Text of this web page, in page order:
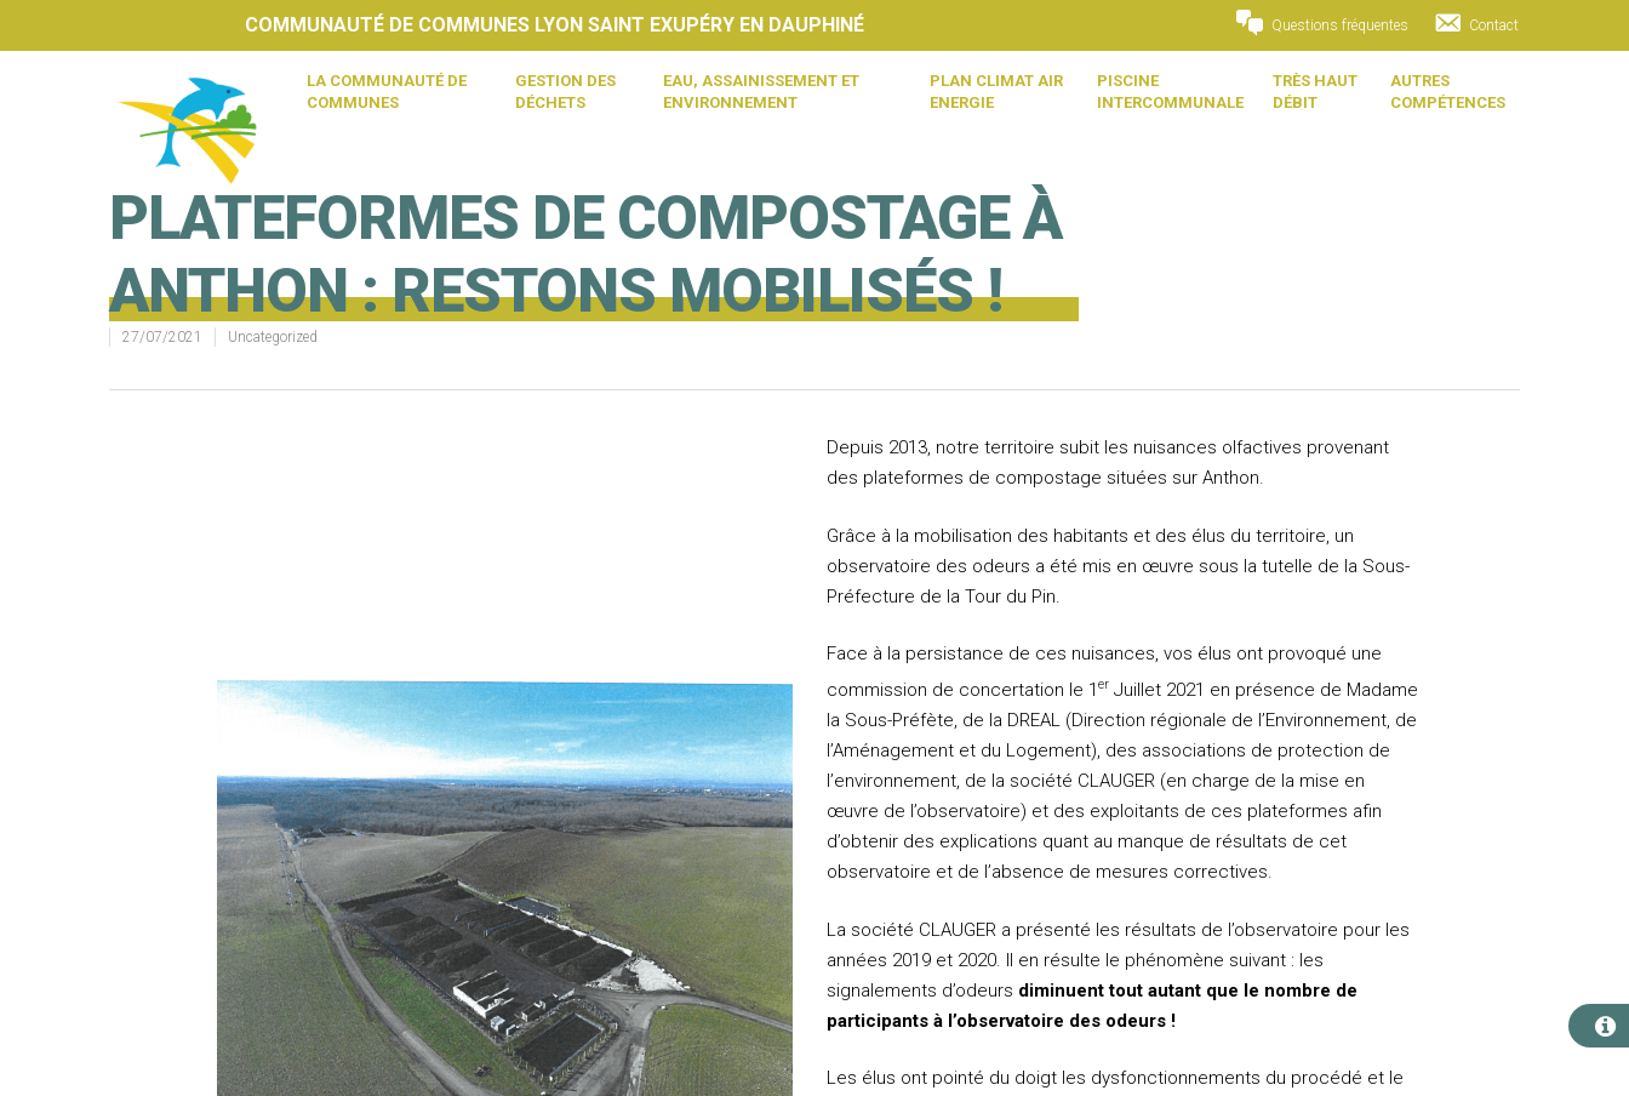
COMMUNAUTÉ DE COMMUNES LYON SAINT EXUPÉRY EN DAUPHINÉ Questions fréquentes Contact
LA COMMUNAUTÉ DE
COMMUNES
GESTION DES
DÉCHETS
EAU, ASSAINISSEMENT ET
ENVIRONNEMENT
PLAN CLIMAT AIR
ENERGIE
PISCINE
INTERCOMMUNALE
TRÈS HAUT
DÉBIT
AUTRES
COMPÉTENCES
PLATEFORMES DE COMPOSTAGE À
ANTHON : RESTONS MOBILISÉS !
27/07/2021 Uncategorized
Depuis 2013, notre territoire subit les nuisances olfactives provenant
des plateformes de compostage situées sur Anthon.
Grâce à la mobilisation des habitants et des élus du territoire, un
observatoire des odeurs a été mis en œuvre sous la tutelle de la Sous-
Préfecture de la Tour du Pin.
Face à la persistance de ces nuisances, vos élus ont provoqué une
commission de concertation le 1er Juillet 2021 en présence de Madame
la Sous-Préfète, de la DREAL (Direction régionale de l’Environnement, de
l’Aménagement et du Logement), des associations de protection de
l’environnement, de la société CLAUGER (en charge de la mise en
œuvre de l’observatoire) et des exploitants de ces plateformes afin
d’obtenir des explications quant au manque de résultats de cet
observatoire et de l’absence de mesures correctives.
La société CLAUGER a présenté les résultats de l’observatoire pour les
années 2019 et 2020. Il en résulte le phénomène suivant : les
signalements d’odeurs diminuent tout autant que le nombre de
participants à l’observatoire des odeurs !
Les élus ont pointé du doigt les dysfonctionnements du procédé et le